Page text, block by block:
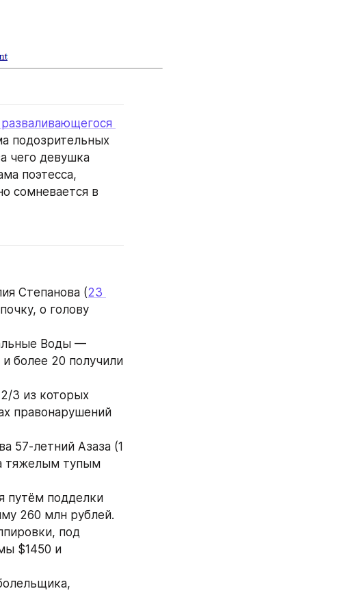
подозрительных
чего девушка
поэтесса,
сомневается в
Степанова (23
о голову
Воды —
более 20 получили
3 из которых
правонарушений
57-летний Азаза (1
тяжелым тупым
путём подделки
260 млн рублей.
под
$1450 и